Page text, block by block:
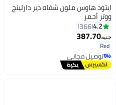
7
ايتود هاوس ملون شفاه دير دارلينج
ووتر أحمر
4.2
366
جنيه387.70
Red
توصيل مجاني
توصيل مجاني